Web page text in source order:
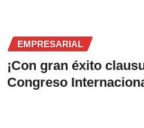
EMPRESARIAL
¡Con gran éxito
Congreso